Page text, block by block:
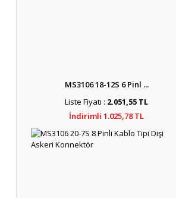
MS3106 18-12S 6 Pinl ...
Liste Fiyatı : 2.051,55 TL
İndirimli 1.025,78 TL